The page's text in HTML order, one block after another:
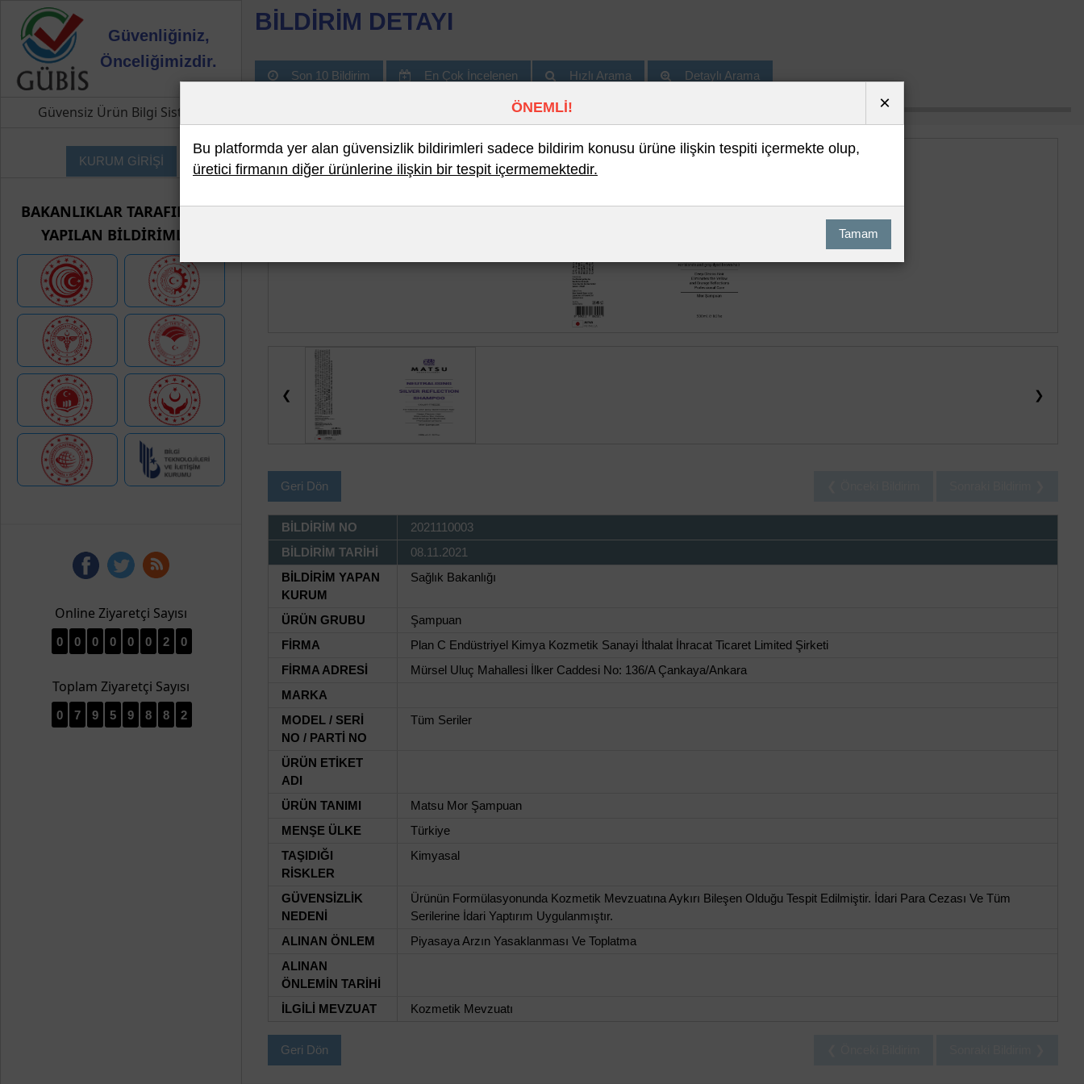
Güvenliğiniz,
Önceliğimizdir.
Güvensiz Ürün Bilgi Sistemi
KURUM GİRİŞİ
BAKANLIKLAR TARAFINDAN
YAPILAN BİLDİRİMLER
Online Ziyaretçi Sayısı
0 0 0 0 0 0 2 0
Toplam Ziyaretçi Sayısı
0 7 9 5 9 8 8 2
BİLDİRİM DETAYI
Son 10 Bildirim En Çok İncelenen Hızlı Arama Detaylı Arama
❮ ❯
Geri Dön
BİLDİRİM NO
2021110003
BİLDİRİM TARİHİ
08.11.2021
BİLDİRİM YAPAN
KURUM
Sağlık Bakanlığı
ÜRÜN GRUBU
Şampuan
FİRMA
Plan C Endüstriyel Kimya Kozmetik Sanayi İthalat İhracat Ticaret Limited Şirketi
FİRMA ADRESİ
Mürsel Uluç Mahallesi İlker Caddesi No: 136/A Çankaya/Ankara
MARKA
MODEL / SERİ
NO / PARTİ NO
Tüm Seriler
ÜRÜN ETİKET
ADI
ÜRÜN TANIMI
Matsu Mor Şampuan
MENŞE ÜLKE
Türkiye
TAŞIDIĞI
RİSKLER
Kimyasal
GÜVENSİZLİK
NEDENİ
Ürünün Formülasyonunda Kozmetik Mevzuatına Aykırı Bileşen Olduğu Tespit Edilmiştir. İdari Para Cezası Ve Tüm
Serilerine İdari Yaptırım Uygulanmıştır.
ALINAN ÖNLEM
Piyasaya Arzın Yasaklanması Ve Toplatma
ALINAN
ÖNLEMİN TARİHİ
İLGİLİ MEVZUAT
Kozmetik Mevzuatı
Geri Dön
ÖNEMLİ! ×
Bu platformda yer alan güvensizlik bildirimleri sadece bildirim konusu ürüne ilişkin tespiti içermekte olup,
üretici firmanın diğer ürünlerine ilişkin bir tespit içermemektedir.
Tamam